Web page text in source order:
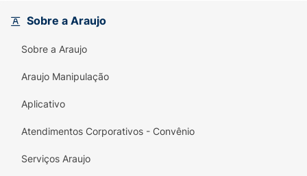
Sobre a Araujo
Sobre a Araujo
Araujo Manipulação
Aplicativo
Atendimentos Corporativos - Convênio
Serviços Araujo